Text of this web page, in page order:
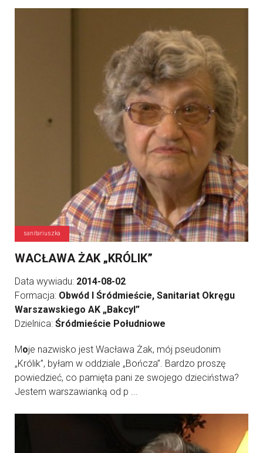
sanitariuszka
WACŁAWA ŻAK „KRÓLIK”
Data wywiadu: 2014-08-02
Formacja: Obwód I Śródmieście, Sanitariat Okręgu
Warszawskiego AK „Bakcyl”
Dzielnica: Śródmieście Południowe
Moje nazwisko jest Wacława Żak, mój pseudonim
„Królik”, byłam w oddziale „Bończa”. Bardzo proszę
powiedzieć, co pamięta pani ze swojego dzieciństwa?
Jestem warszawianką od p ...